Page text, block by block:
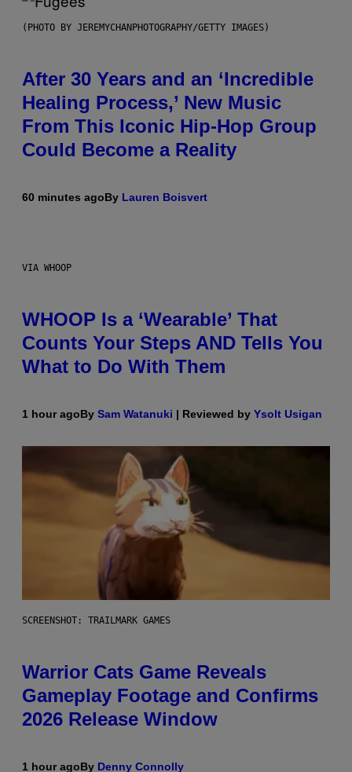
(PHOTO BY JEREMYCHANPHOTOGRAPHY/GETTY IMAGES)
After 30 Years and an ‘Incredible
Healing Process,’ New Music
From This Iconic Hip-Hop Group
Could Become a Reality
60 minutes agoBy Lauren Boisvert
VIA WHOOP
WHOOP Is a ‘Wearable’ That
Counts Your Steps AND Tells You
What to Do With Them
1 hour agoBy Sam Watanuki | Reviewed by Ysolt Usigan
SCREENSHOT: TRAILMARK GAMES
Warrior Cats Game Reveals
Gameplay Footage and Confirms
2026 Release Window
1 hour agoBy Denny Connolly